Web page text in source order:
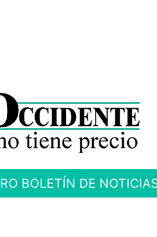
BOLETÍN DE